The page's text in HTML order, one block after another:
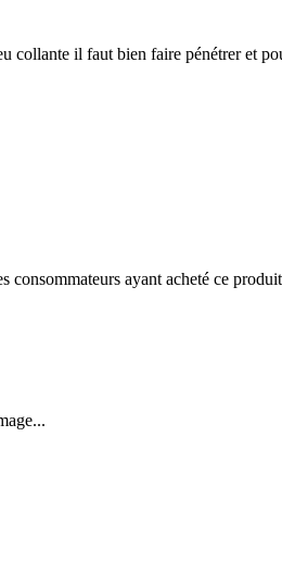
collante il faut bien faire pénétrer et
ayant acheté ce